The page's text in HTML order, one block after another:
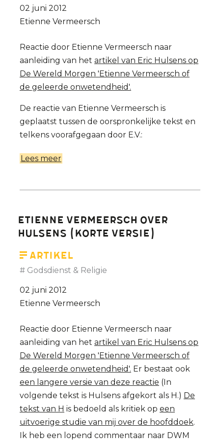
02 juni 2012
Etienne Vermeersch
Reactie door Etienne Vermeersch naar
aanleiding van het artikel van Eric Hulsens op
De Wereld Morgen 'Etienne Vermeersch of
de geleerde onwetendheid'.
De reactie van Etienne Vermeersch is
geplaatst tussen de oorspronkelijke tekst en
telkens voorafgegaan door E.V.:
Lees meer
Etienne Vermeersch over
Hulsens (korte versie)
Artikel
Godsdienst & Religie
02 juni 2012
Etienne Vermeersch
Reactie door Etienne Vermeersch naar
aanleiding van het artikel van Eric Hulsens op
De Wereld Morgen 'Etienne Vermeersch of
de geleerde onwetendheid'. Er bestaat ook
een langere versie van deze reactie (In
volgende tekst is Hulsens afgekort als H.) De
tekst van H is bedoeld als kritiek op een
uitvoerige studie van mij over de hoofddoek.
Ik heb een lopend commentaar naar DWM